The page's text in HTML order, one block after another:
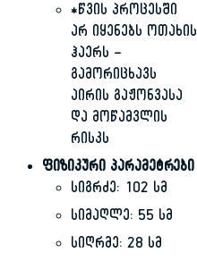
*წვის პროცესში
არ იყენებს ოთახის
ჰაერს —
გამორიცხავს
აირის გაჟონვასა
და მოწამვლის
რისკს
ფიზიკური პარამეტრები
სიგრძე: 102 სმ
სიმაღლე: 55 სმ
სიღრმე: 28 სმ